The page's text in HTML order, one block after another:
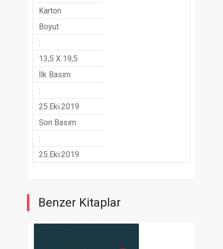
Karton
Boyut
:
13,5 X 19,5
İlk Basım
:
25.Eki.2019
Son Basım
:
25.Eki.2019
Benzer Kitaplar